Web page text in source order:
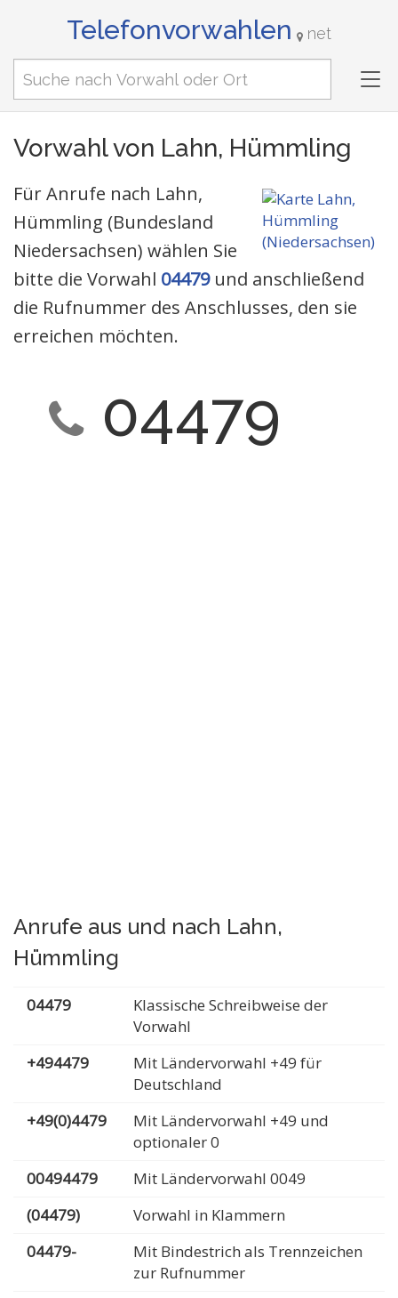
Telefonvorwahlen net
Vorwahl von Lahn, Hümmling
Für Anrufe nach Lahn,
Hümmling (Bundesland
Niedersachsen) wählen Sie
bitte die Vorwahl 04479und anschließend
die Rufnummer des Anschlusses, den sie
erreichen möchten.
04479
Anrufe aus und nach Lahn,
Hümmling
04479
Klassische Schreibweise der
Vorwahl
+494479
Mit Ländervorwahl +49 für
Deutschland
+49(0)4479
Mit Ländervorwahl +49 und
optionaler 0
00494479
Mit Ländervorwahl 0049
(04479)
Vorwahl in Klammern
04479-
Mit Bindestrich als Trennzeichen
zur Rufnummer